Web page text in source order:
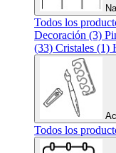
Todos los
Decoración (3)
(33) Cristales (1)
Todos los